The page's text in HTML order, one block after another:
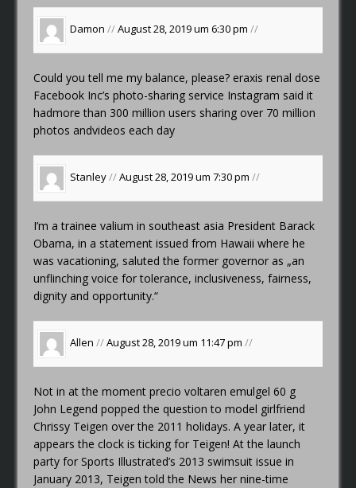
Damon //August 28, 2019 um 6:30 pm//
Could you tell me my balance, please?eraxis renal dose
Facebook Inc’s photo-sharing service Instagram said it
hadmore than 300 million users sharing over 70 million
photos andvideos each day
Stanley//August 28, 2019 um 7:30 pm//
I’m a traineevalium in southeast asia President Barack
Obama, in a statement issued from Hawaii where he
was vacationing, saluted the former governor as „an
unflinching voice for tolerance, inclusiveness, fairness,
dignity and opportunity.“
Allen //August 28, 2019 um 11:47 pm//
Not in at the momentprecio voltaren emulgel 60 g
John Legend popped the question to model girlfriend
Chrissy Teigen over the 2011 holidays. A year later, it
appears the clock is ticking for Teigen! At the launch
party for Sports Illustrated’s 2013 swimsuit issue in
January 2013, Teigen told the News her nine-time